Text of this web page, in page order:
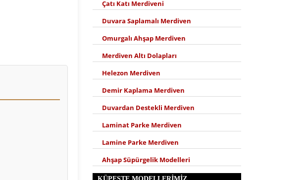
Çatı Katı Merdiveni
Duvara Saplamalı Merdiven
Omurgalı Ahşap Merdiven
Merdiven Altı Dolapları
Helezon Merdiven
Demir Kaplama Merdiven
Duvardan Destekli Merdiven
Laminat Parke Merdiven
Lamine Parke Merdiven
Ahşap Süpürgelik Modelleri